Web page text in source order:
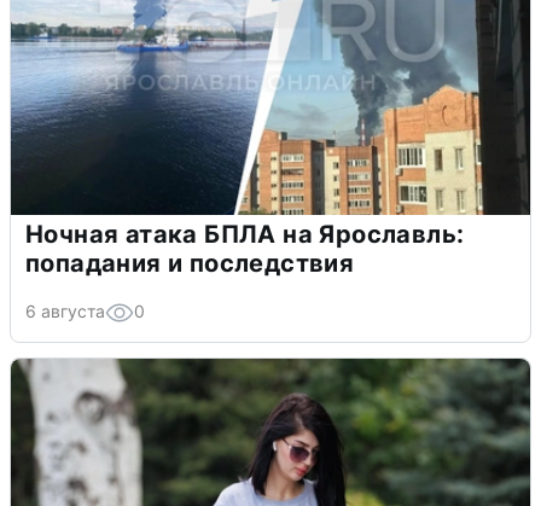
Ночная атака БПЛА на Ярославль:
попадания и последствия
6 августа 0